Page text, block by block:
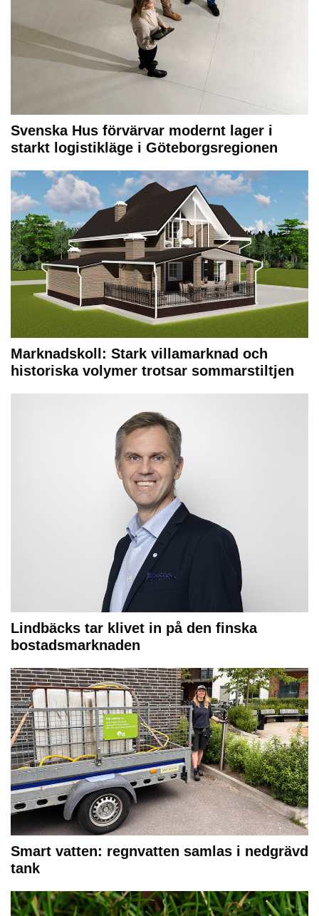
Svenska Hus förvärvar modernt lager i
starkt logistikläge i Göteborgsregionen
Marknadskoll: Stark villamarknad och
historiska volymer trotsar sommarstiltjen
Lindbäcks tar klivet in på den finska
bostadsmarknaden
Smart vatten: regnvatten samlas i nedgrävd
tank